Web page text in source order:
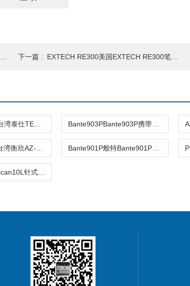
下一篇 : EXTECH RE300美国EXTECH RE300笔式ORP计